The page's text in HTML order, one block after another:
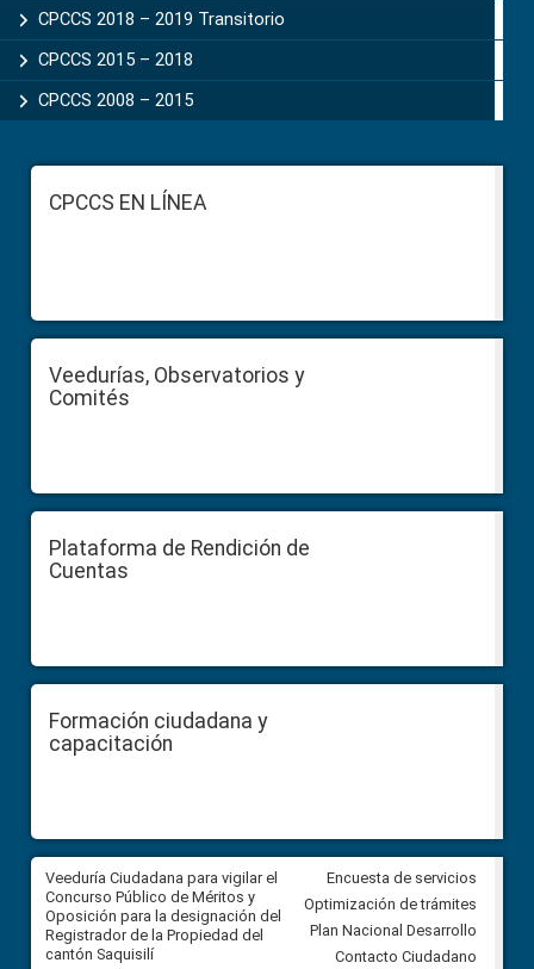
CPCCS 2018 – 2019 Transitorio
CPCCS 2015 – 2018
CPCCS 2008 – 2015
FooterCPCCS EN LÍNEA
Veedurías, Observatorios y
Comités
Plataforma de Rendición de
Cuentas
Formación ciudadana y
capacitación
Veeduría Ciudadana para vigilar el
Concurso Público de Méritos y
Oposición para la designación del
Registrador de la Propiedad del
cantón Saquisilí
Veeduría Ciudadana para
construcción del asfaltado de
Ballenita del cantón Santa
Encuesta de servicios
Optimización de trámites
Plan Nacional Desarrollo
Contacto Ciudadano